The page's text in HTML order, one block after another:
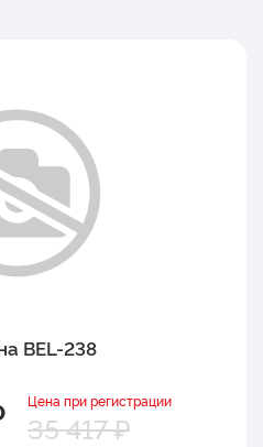
BEL-238
Цена при регистрации
35 417 ₽